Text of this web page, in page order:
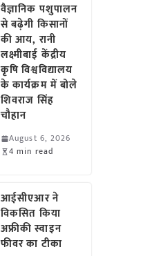
वैज्ञानिक पशुपालन
से बढ़ेगी किसानों
की आय, रानी
लक्ष्मीबाई केंद्रीय
कृषि विश्वविद्यालय
के कार्यक्रम में बोले
शिवराज सिंह
चौहान
August 6, 2026
4 min read
आईसीएआर ने
विकसित किया
अफ्रीकी स्वाइन
फीवर का टीका